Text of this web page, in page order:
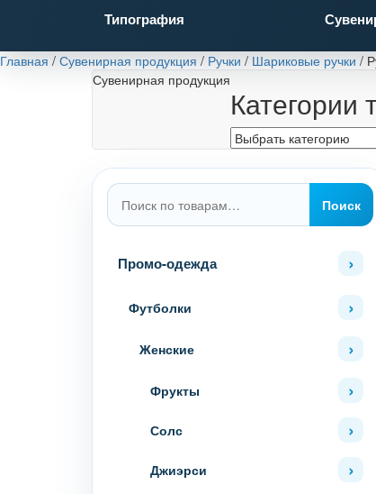
Типография
Главная / Сувенирная продукция / Ручки / Шариковые ручки /
Сувенирная продукция
Категории
Искать:
Поиск
Промо-одежда
Футболки
Женские
Фрукты
Солс
Джиэрси